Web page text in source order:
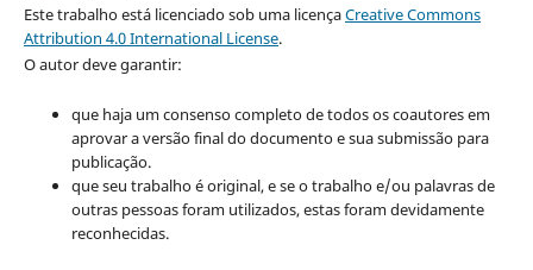
Este trabalho está licenciado sob uma licençaCreative Commons
Attribution 4.0 International License.
O autor deve garantir:
que haja um consenso completo de todos os coautores em
aprovar a versão final do documento e sua submissão para
publicação.
que seu trabalho é original, e se o trabalho e/ou palavras de
outras pessoas foram utilizados, estas foram devidamente
reconhecidas.